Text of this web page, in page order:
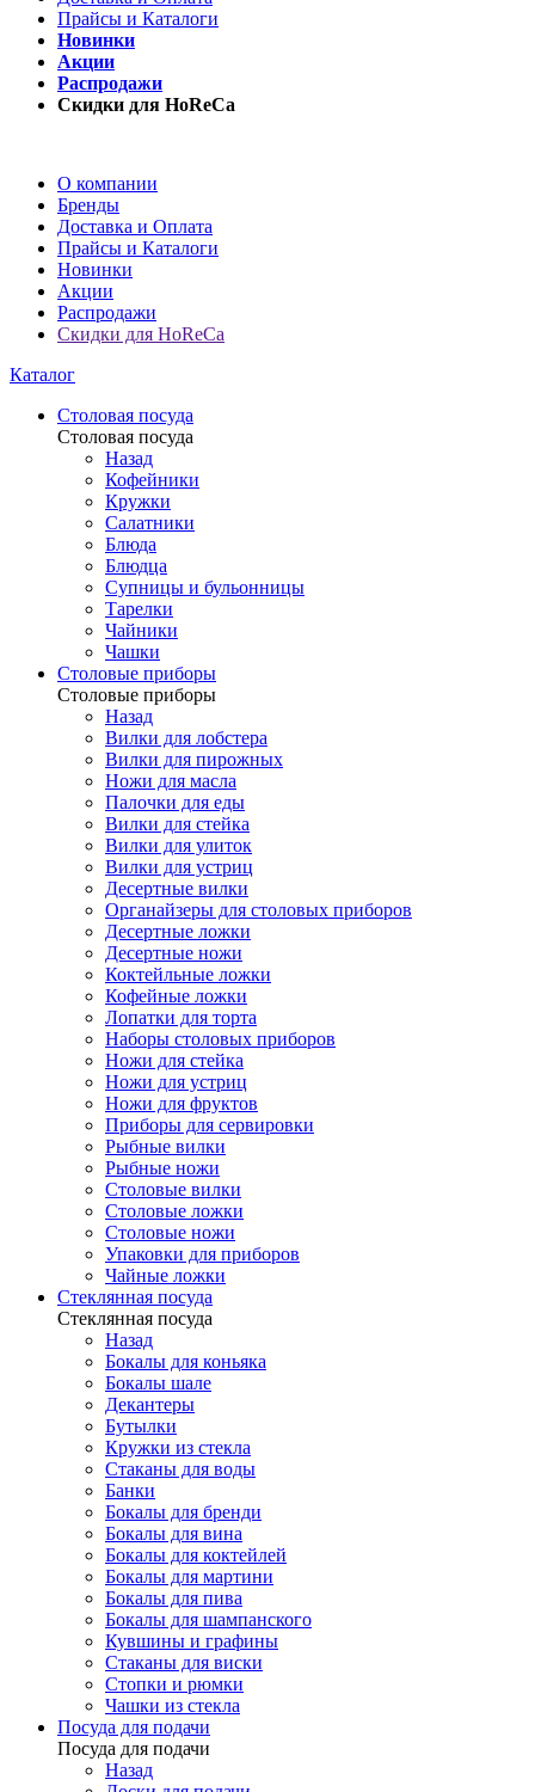
Прайсы и Каталоги
Новинки
Акции
Распродажи
Скидки для HoReCa
О компании
Бренды
Доставка и Оплата
Прайсы и Каталоги
Новинки
Акции
Распродажи
Скидки для HoReCa
Каталог
Столовая посуда
Столовая посуда
Назад
Кофейники
Кружки
Салатники
Блюда
Блюдца
Супницы и бульонницы
Тарелки
Чайники
Чашки
Cтоловые приборы
Cтоловые приборы
Назад
Вилки для лобстера
Вилки для пирожных
Ножи для масла
Палочки для еды
Вилки для стейка
Вилки для улиток
Вилки для устриц
Десертные вилки
Органайзеры для столовых приборов
Десертные ложки
Десертные ножи
Коктейльные ложки
Кофейные ложки
Лопатки для торта
Наборы столовых приборов
Ножи для стейка
Ножи для устриц
Ножи для фруктов
Приборы для сервировки
Рыбные вилки
Рыбные ножи
Столовые вилки
Столовые ложки
Столовые ножи
Упаковки для приборов
Чайные ложки
Стеклянная посуда
Стеклянная посуда
Назад
Бокалы для коньяка
Бокалы шале
Декантеры
Бутылки
Кружки из стекла
Стаканы для воды
Банки
Бокалы для бренди
Бокалы для вина
Бокалы для коктейлей
Бокалы для мартини
Бокалы для пива
Бокалы для шампанского
Кувшины и графины
Стаканы для виски
Стопки и рюмки
Чашки из стекла
Посуда для подачи
Посуда для подачи
Назад